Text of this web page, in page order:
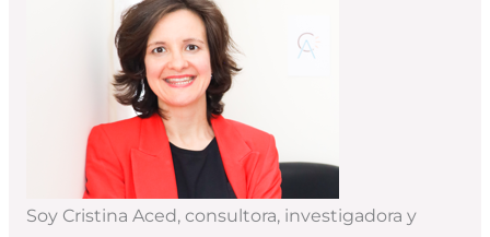
Soy Cristina Aced, consultora, investigadora y